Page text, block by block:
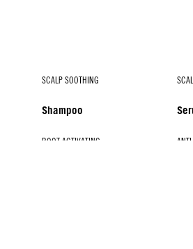
SCALP SOOTHING
Shampoo
ROOT ACTIVATING